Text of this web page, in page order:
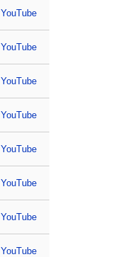
YouTube
YouTube
YouTube
YouTube
YouTube
YouTube
YouTube
YouTube